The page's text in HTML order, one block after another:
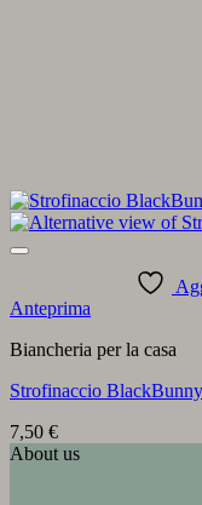
Anteprima
Biancheria per la casa
Strofinaccio BlackBunny
7,50 €
About us